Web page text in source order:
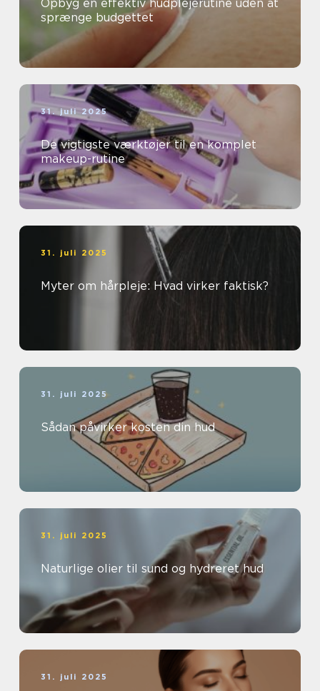
Opbyg en effektiv hudplejerutine uden at
sprænge budgettet
31. juli 2025
De vigtigste værktøjer til en komplet
makeup-rutine
31. juli 2025
Myter om hårpleje: Hvad virker faktisk?
31. juli 2025
Sådan påvirker kosten din hud
31. juli 2025
Naturlige olier til sund og hydreret hud
31. juli 2025